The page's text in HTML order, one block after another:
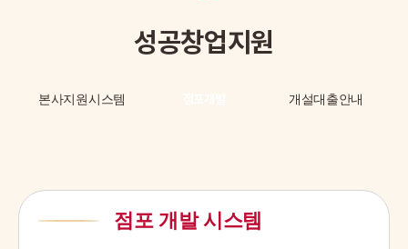
성공창업지원
본사지원시스템 개설대출안내
점포 개발 시스템